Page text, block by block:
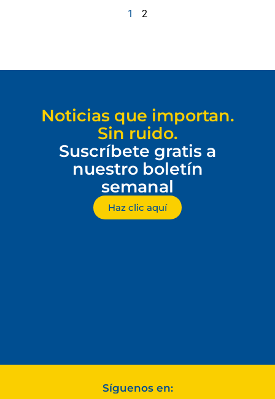
1 2
Noticias que importan.
Sin ruido.
Suscríbete gratis a
nuestro boletín
semanal
Haz clic aquí
Síguenos en: